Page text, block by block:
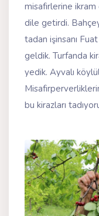
misafirlerine ikram
dile getirdi.
tadan işinsanı
geldik. Turfanda
yedik. Ayvalı
bu kirazları